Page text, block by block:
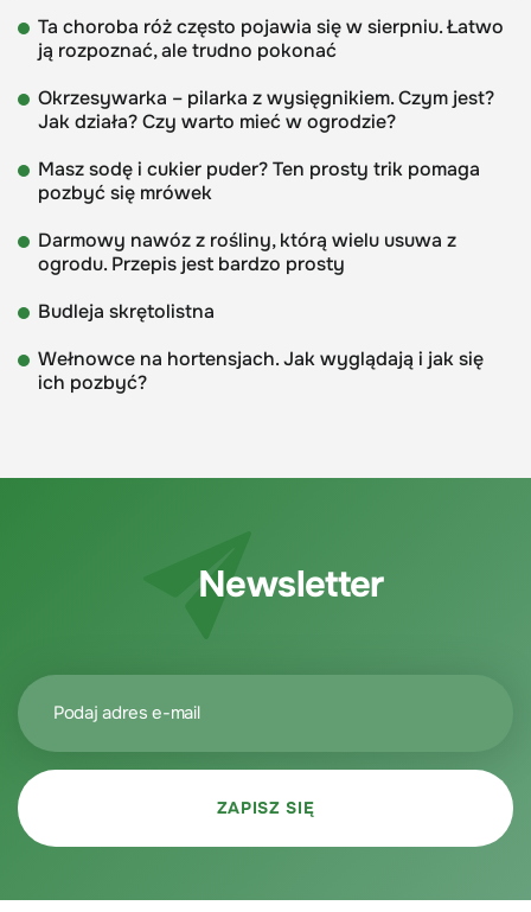
Ta choroba róż często pojawia się w sierpniu. Łatwo
ją rozpoznać, ale trudno pokonać
Okrzesywarka – pilarka z wysięgnikiem. Czym jest?
Jak działa? Czy warto mieć w ogrodzie?
Masz sodę i cukier puder? Ten prosty trik pomaga
pozbyć się mrówek
Darmowy nawóz z rośliny, którą wielu usuwa z
ogrodu. Przepis jest bardzo prosty
Budleja skrętolistna
Wełnowce na hortensjach. Jak wyglądają i jak się
ich pozbyć?
Newsletter